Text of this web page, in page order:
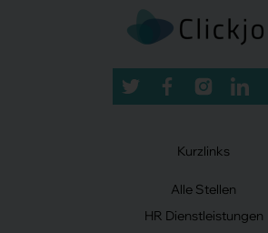
Kurzlinks
Alle Stellen
HR Dienstleistungen